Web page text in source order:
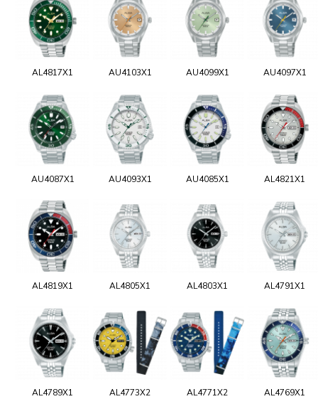
AL4817X1 AU4103X1 AU4099X1 AU4097X1
AU4087X1 AU4093X1 AU4085X1 AL4821X1
AL4819X1 AL4805X1 AL4803X1 AL4791X1
AL4789X1 AL4773X2 AL4771X2 AL4769X1